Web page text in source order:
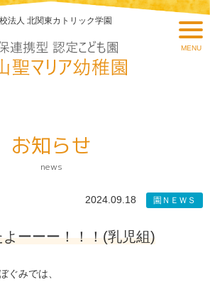
法人 北関東カトリック学園
MENU
お知らせ
news
2024.09.18 園ＮＥＷＳ
よーーー！！！(乳児組)
ぐみでは、